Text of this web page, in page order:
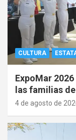
CULTURA
ExpoMar
las familias
4 de agosto de